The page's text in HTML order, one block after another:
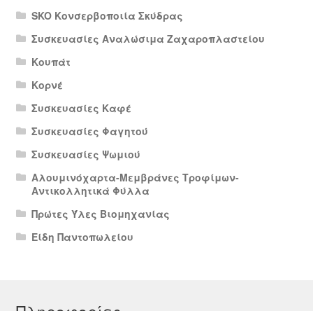
SKO Κονσερβοποιία Σκύδρας
Συσκευασίες Αναλώσιμα Ζαχαροπλαστείου
Κουπάτ
Κορνέ
Συσκευασίες Καφέ
Συσκευασίες Φαγητού
Συσκευασίες Ψωμιού
Αλουμινόχαρτα-Μεμβράνες Τροφίμων-
Αντικολλητικά Φύλλα
Πρώτες Ύλες Βιομηχανίας
Είδη Παντοπωλείου